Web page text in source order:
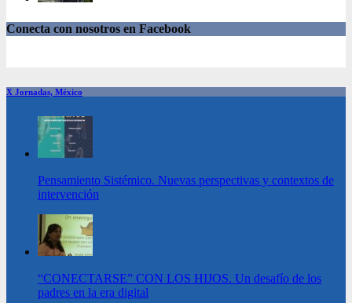
Conecta con nosotros en Facebook
X Jornadas, México
Pensamiento Sistémico. Nuevas perspectivas y contextos de
intervención
“CONECTARSE” CON LOS HIJOS. Un desafío de los
padres en la era digital